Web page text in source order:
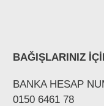
BAĞIŞLARINIZ
BANKA HESAP
0150 6461 78